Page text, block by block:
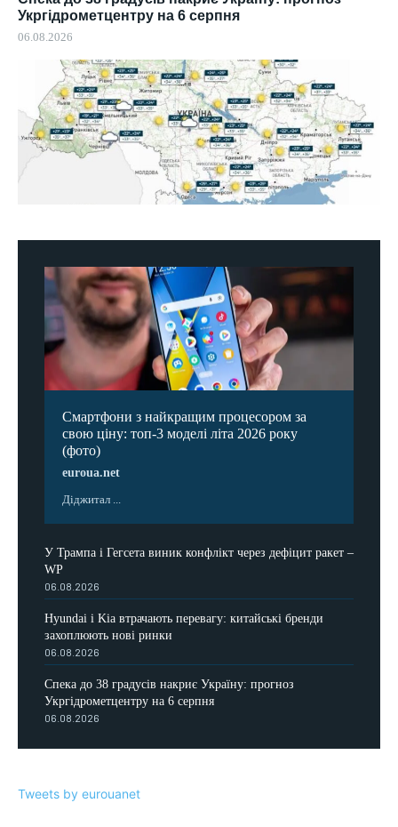
Укргідрометцентру на 6 серпня
06.08.2026
Смартфони з найкращим процесором за
свою ціну: топ-3 моделі літа 2026 року
(фото)
euroua.net
Діджитал ...
У Трампа і Гегсета виник конфлікт через дефіцит ракет –
WP
06.08.2026
Hyundai і Kia втрачають перевагу: китайські бренди
захоплюють нові ринки
06.08.2026
Спека до 38 градусів накриє Україну: прогноз
Укргідрометцентру на 6 серпня
06.08.2026
Tweets by eurouanet